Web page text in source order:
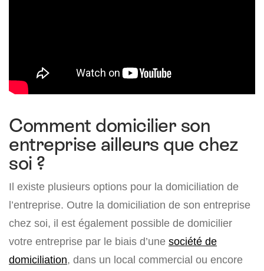
Comment domicilier son
entreprise ailleurs que chez
soi ?
Il existe plusieurs options pour la domiciliation de
l’entreprise. Outre la domiciliation de son entreprise
chez soi, il est également possible de domicilier
votre entreprise par le biais d’une société de
domiciliation, dans un local commercial ou encore